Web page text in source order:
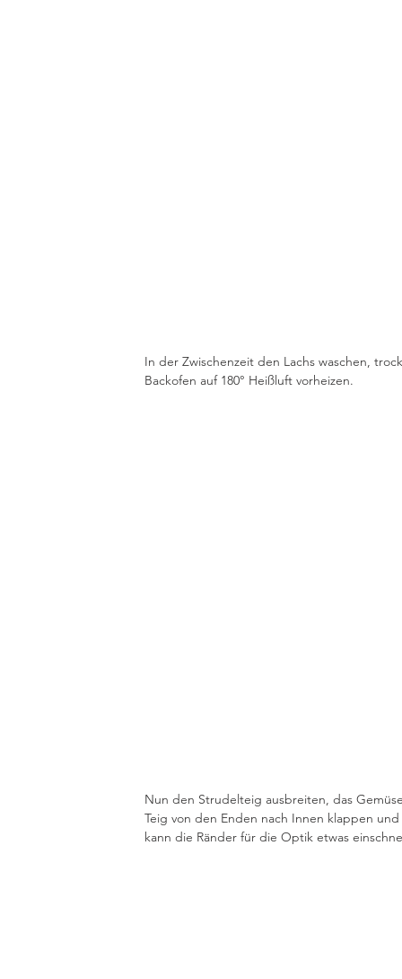
In der Zwischenzeit den Lachs waschen,
Backofen auf 180° Heißluft vorheizen.
Nun den Strudelteig ausbreiten, das
Teig von den Enden nach Innen klappen
kann die Ränder für die Optik etwas